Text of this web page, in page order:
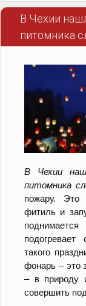
В Чехии
питомника
В Чехии
питомника
пожару. Это
фитиль и
такого
фонарь – это
– в природу
совершить